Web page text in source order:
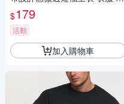
裝 t恤 短袖t恤 上衣【T704】
$179
活動
加入購物車